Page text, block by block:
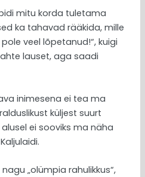
mitu korda tuletama
ka tahavad rääkida, mille
veel lõpetanud!“, kuigi
lauset, aga saadi
inimesena ei tea ma
küljest suurt
ei sooviks ma näha
„olümpia rahulikkus“,